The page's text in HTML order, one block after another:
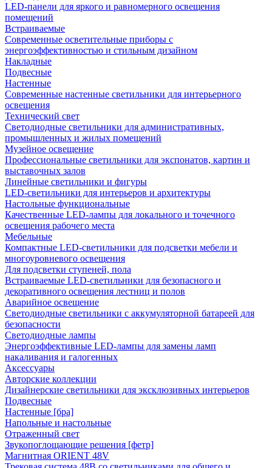
LED-панели для яркого и равномерного освещения
помещений
Встраиваемые
Современные осветительные приборы с
энергоэффективностью и стильным дизайном
Накладные
Подвесные
Настенные
Современные настенные светильники для интерьерного
освещения
Технический свет
Светодиодные светильники для административных,
промышленных и жилых помещений
Музейное освещение
Профессиональные светильники для экспонатов, картин и
выставочных залов
Линейные светильники и фигуры
LED-светильники для интерьеров и архитектуры
Настольные функциональные
Качественные LED-лампы для локального и точечного
освещения рабочего места
Мебельные
Компактные LED-светильники для подсветки мебели и
многоуровневого освещения
Для подсветки ступеней, пола
Встраиваемые LED-светильники для безопасного и
декоративного освещения лестниц и полов
Аварийное освещение
Светодиодные светильники с аккумуляторной батареей для
безопасности
Светодиодные лампы
Энергоэффективные LED-лампы для замены ламп
накаливания и галогенных
Аксессуары
Авторские коллекции
Дизайнерские светильники для эксклюзивных интерьеров
Подвесные
Настенные [бра]
Напольные и настольные
Отраженный свет
Звукопоглощающие решения [фетр]
Магнитная ORIENT 48V